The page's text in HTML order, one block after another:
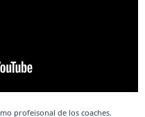
profeisonal de los coaches.